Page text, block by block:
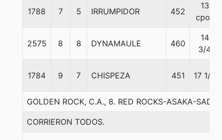
1788 7 5 IRRUMPIDOR 452
13
cpos
2575 8 8 DYNAMAULE 460
14
3/4
1784 9 7 CHISPEZA 451 17 1/2
GOLDEN ROCK, C.A., 8. RED ROCKS-ASAKA-
CORRIERON TODOS.